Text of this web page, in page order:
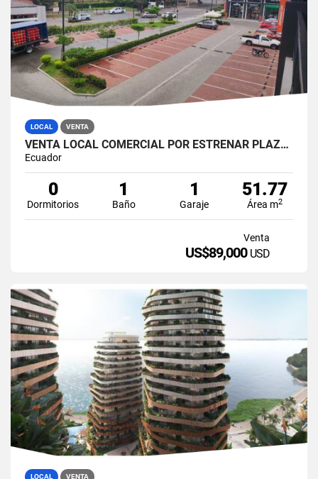
LOCAL VENTA
VENTA LOCAL COMERCIAL POR ESTRENAR PLAZA COSTA BRISA. VIA A LA COSTA
Ecuador
0
Dormitorios
1
Baño
1
Garaje
51.77
Área m2
Venta
US$89,000 USD
LOCAL VENTA